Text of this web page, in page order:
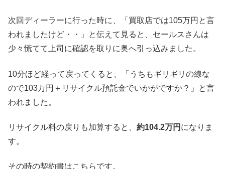
次回ディーラーに行った時に、「買取店では105万円と言
われましたけど・・」と伝えて見ると、セールスさんは
少々慌てて上司に確認を取りに奥へ引っ込みました。
10分ほど経って戻ってくると、「うちもギリギリの線な
ので103万円＋リサイクル預託金でいかがですか？」と言
われました。
リサイクル料の戻りも加算すると、 約104.2万円 になりま
す。
その時の契約書はこちらです。